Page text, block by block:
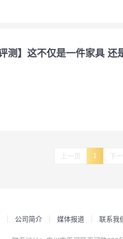
测】这不仅是一件家具
上一页 1 下
公司简介 媒体报道 联系我